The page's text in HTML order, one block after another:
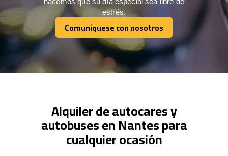
estrés.
Comuníquese con nosotros
Comuníquese con nosotros
Alquiler de autocares y
autobuses en Nantes para
cualquier ocasión